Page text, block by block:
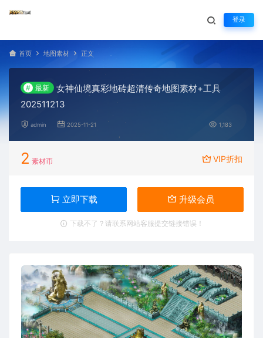
登录
首页 地图素材 正文
# 最新
女神仙境真彩地砖超清传奇地图素材+工具
202511213
admin 2025-11-21 1,183
2 素材币 VIP折扣
立即下载 升级会员
下载不了？请联系网站客服提交链接错误！